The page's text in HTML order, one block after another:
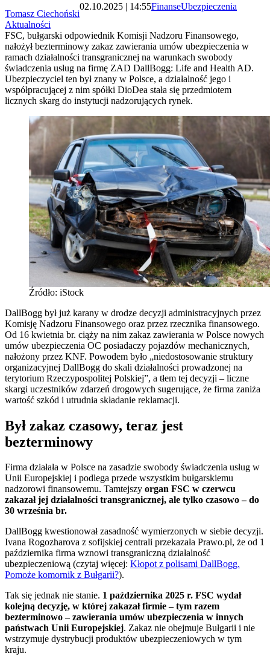
Tomasz Ciechoński
02.10.2025 | 14:55FinanseUbezpieczenia
Aktualności
FSC, bułgarski odpowiednik Komisji Nadzoru Finansowego,
nałożył bezterminowy zakaz zawierania umów ubezpieczenia w
ramach działalności transgranicznej na warunkach swobody
świadczenia usług na firmę ZAD DallBogg: Life and Health AD.
Ubezpieczyciel ten był znany w Polsce, a działalność jego i
współpracującej z nim spółki DioDea stała się przedmiotem
licznych skarg do instytucji nadzorujących rynek.
Źródło: iStock
DallBogg był już karany w drodze decyzji administracyjnych przez
Komisję Nadzoru Finansowego oraz przez rzecznika finansowego.
Od 16 kwietnia br. ciąży na nim zakaz zawierania w Polsce nowych
umów ubezpieczenia OC posiadaczy pojazdów mechanicznych,
nałożony przez KNF. Powodem było „niedostosowanie struktury
organizacyjnej DallBogg do skali działalności prowadzonej na
terytorium Rzeczypospolitej Polskiej”, a tłem tej decyzji – liczne
skargi uczestników zdarzeń drogowych sugerujące, że firma zaniża
wartość szkód i utrudnia składanie reklamacji.
Był zakaz czasowy, teraz jest
bezterminowy
Firma działała w Polsce na zasadzie swobody świadczenia usług w
Unii Europejskiej i podlega przede wszystkim bułgarskiemu
nadzorowi finansowemu. Tamtejszy organ FSC w czerwcu
zakazał jej działalności transgranicznej, ale tylko czasowo – do
30 września br.
DallBogg kwestionował zasadność wymierzonych w siebie decyzji.
Ivana Rogozharova z sofijskiej centrali przekazała Prawo.pl, że od 1
października firma wznowi transgraniczną działalność
ubezpieczeniową (czytaj więcej: Kłopot z polisami DallBogg.
Pomoże komornik z Bułgarii?).
Tak się jednak nie stanie. 1 października 2025 r. FSC wydał
kolejną decyzję, w której zakazał firmie – tym razem
bezterminowo – zawierania umów ubezpieczenia w innych
państwach Unii Europejskiej. Zakaz nie obejmuje Bułgarii i nie
wstrzymuje dystrybucji produktów ubezpieczeniowych w tym
kraju.